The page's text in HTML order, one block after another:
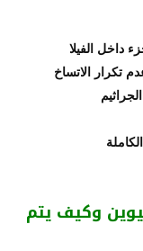
داخل الفيلا
تكرار الاتساخ
وكيف يتم